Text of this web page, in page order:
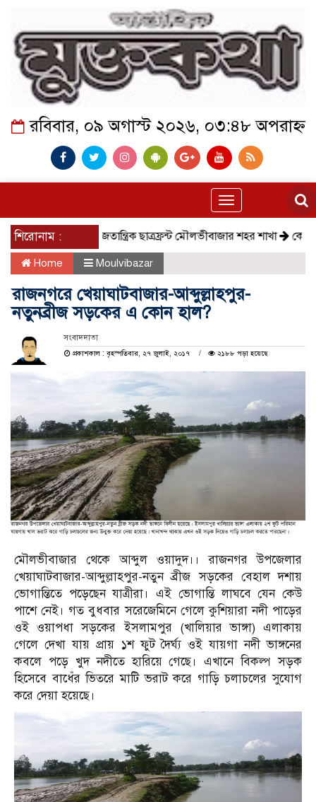
রবিবার, ০৯ অগাস্ট ২০২৬, ০৩:৪৮ অপরাহ্ন
Toggle
navigation
শিরোনাম :সমাজতান্ত্রিক ছাত্রফ্রন্ট মৌলভীবাজার শহর শাখা কেমন আছে
Home Moulvibazar
রাজনগরে খেয়াঘাটবাজার-আব্দুল্লাহপুর-
নতুনব্রীজ সড়কের এ কোন হাল?
সংবাদদাতা
প্রকাশকাল : বৃহস্পতিবার, ২৭ জুলাই, ২০১৭
২১৮৮ পড়া হয়েছে
মৌলভীবাজার থেকে আব্দুল ‌ওয়াদুদ।। রাজনগর উপজেলার
খেয়াঘাটবাজার-আব্দুল্লাহপুর-নতুন ব্রীজ সড়কের বেহাল দশায়
ভোগান্তিতে পড়েছেন যাত্রীরা। এই ভোগান্তি লাঘবে যেন কেউ
পাশে নেই। গত বুধবার সরেজেমিনে গেলে কুশিয়ারা নদী পাড়ের
ওই ওয়াপধা সড়কের ইসলামপুর (খালিয়ার ভাঙ্গা) এলাকায়
গেলে দেখা যায় প্রায় ১শ ফুট দৈর্ঘ্য ওই যায়গা নদী ভাঙ্গনের
কবলে পড়ে খুদ নদীতে হারিয়ে গেছে। এখানে বিকল্প সড়ক
হিসেবে বাধেঁর ভিতরে মাটি ভরাট করে গাড়ি চলাচলের সুযোগ
করে দেয়া হয়েছে।